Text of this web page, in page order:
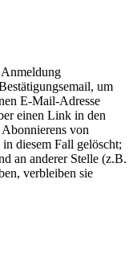
um
E-Mail-Adresse
einen Link in den
von
diesem Fall gelöscht;
an anderer Stelle (z.B.
verbleiben sie